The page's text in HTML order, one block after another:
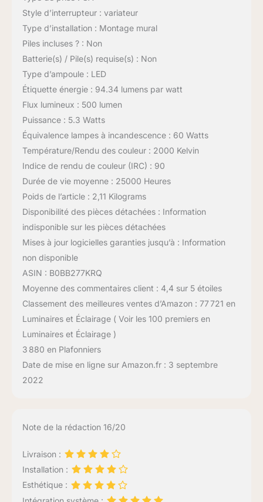
Style d’interrupteur : variateur
Type d’installation : Montage mural
Piles incluses ? : Non
Batterie(s) / Pile(s) requise(s) : Non
Type d’ampoule : LED
Étiquette énergie : 94.34 lumens par watt
Flux lumineux : 500 lumen
Puissance : 5.3 Watts
Équivalence lampes à incandescence : 60 Watts
Température/Rendu des couleur : 2000 Kelvin
Indice de rendu de couleur (IRC) : 90
Durée de vie moyenne : 25000 Heures
Poids de l’article : 2,11 Kilograms
Disponibilité des pièces détachées : Information
indisponible sur les pièces détachées
Mises à jour logicielles garanties jusqu’à : Information
non disponible
ASIN : B0BB277KRQ
Moyenne des commentaires client : 4,4 sur 5 étoiles
Classement des meilleures ventes d’Amazon : 77 721 en
Luminaires et Éclairage ( Voir les 100 premiers en
Luminaires et Éclairage )
3 880 en Plafonniers
Date de mise en ligne sur Amazon.fr : 3 septembre
2022
Note de la rédaction 16/20
Livraison :
Installation :
Esthétique :